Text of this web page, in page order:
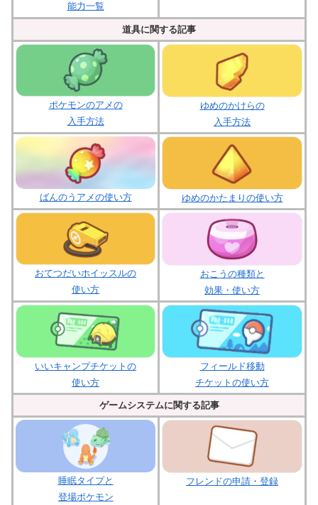
能力一覧
道具に関する記事
ポケモンのアメの
入手方法
ゆめのかけらの
入手方法
ばんのうアメの使い方 ゆめのかたまりの使い方
おてつだいホイッスルの
使い方
おこうの種類と
効果・使い方
いいキャンプチケットの
使い方
フィールド移動
チケットの使い方
ゲームシステムに関する記事
睡眠タイプと
登場ポケモン
フレンドの申請・登録